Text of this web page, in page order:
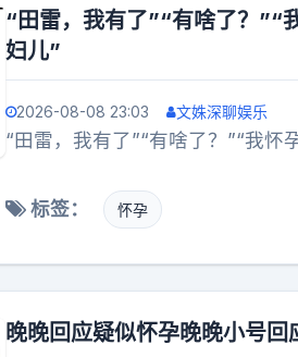
“田雷，我有了”“有啥了？
妇儿”
2026-08-08 23:03 文姝深聊娱乐
“田雷，我有了”“有啥了？”“我
标签： 怀孕
晚晚回应疑似怀孕晚晚小号